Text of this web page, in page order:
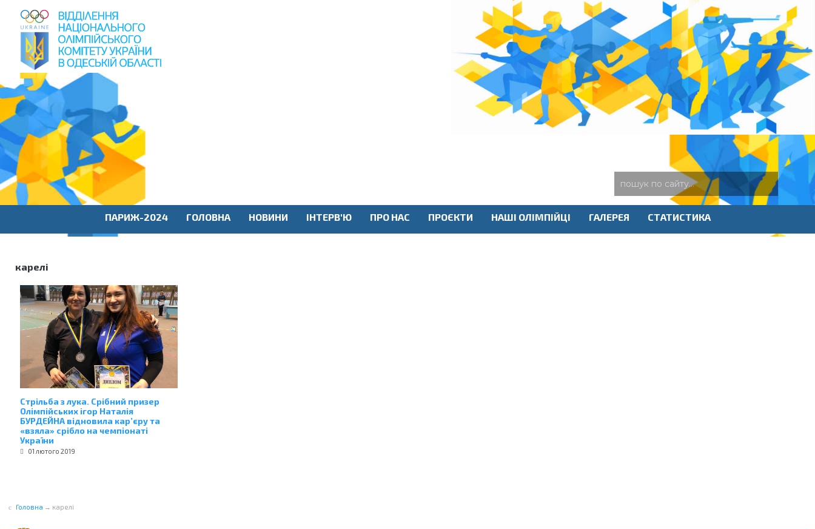
пошук
по
сайту
ПАРИЖ-2024 ГОЛОВНА НОВИНИ ІНТЕРВ'Ю ПРО НАС ПРОЄКТИ НАШІ ОЛІМПІЙЦІ ГАЛЕРЕЯ СТАТИСТИКА
карелі
Стрільба з лука. Срібний призер
Олімпійських ігор Наталія
БУРДЕЙНА відновила кар’єру та
«взяла» срібло на чемпіонаті
України
01 лютого 2019
Головна → карелі